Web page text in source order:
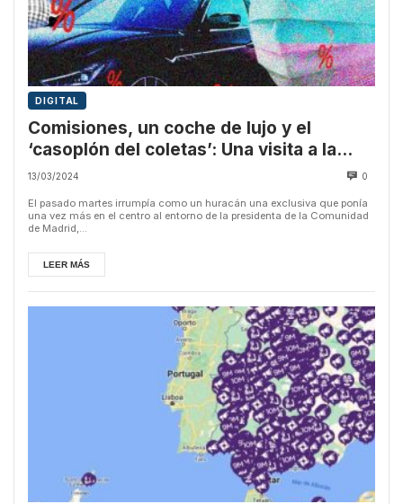
DIGITAL
Comisiones, un coche de lujo y el
‘casoplón del coletas’: Una visita a la
hemeroteca
13/03/2024 0
El pasado martes irrumpía como un huracán una exclusiva que ponía
una vez más en el centro al entorno de la presidenta de la Comunidad
de Madrid,...
LEER MÁS